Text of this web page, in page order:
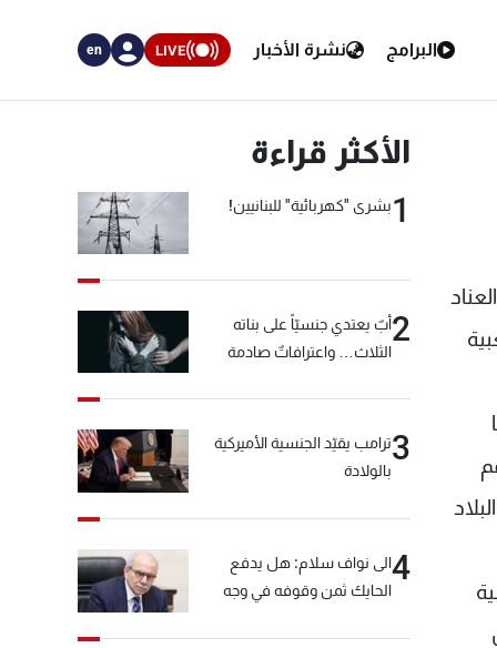
البرامج نشرة الأخبار LIVE
en
الأكثر قراءة
1بشرى "كهربائية" للبنانيين!
2أبٌ يعتدي جنسيّاً على بناته
الثلاث… واعترافاتٌ صادمة
3ترامب يقيّد الجنسية الأميركية
بالولادة
4الى نواف سلام: هل يدفع
الحايك ثمن وقوفه في وجه